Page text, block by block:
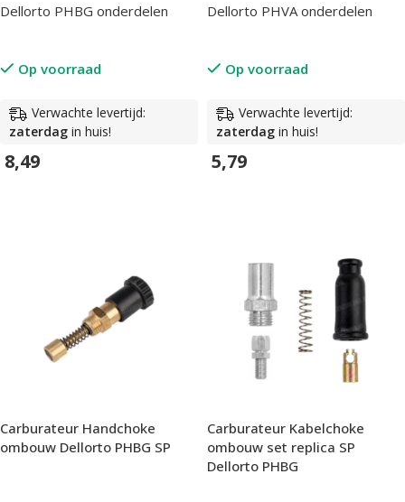
Dellorto PHBG onderdelen
Op voorraad
Verwachte levertijd:
zaterdag in huis!
8,49
Dellorto PHVA onderdelen
Op voorraad
Verwachte levertijd:
zaterdag in huis!
5,79
Carburateur Handchoke
ombouw Dellorto PHBG SP
Carburateur Kabelchoke
ombouw set replica SP
Dellorto PHBG